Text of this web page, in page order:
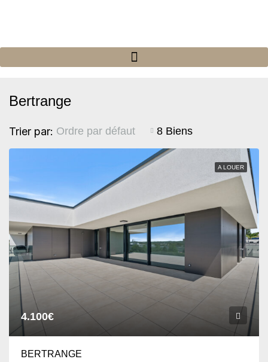
Bertrange
8 Biens
Trier par: Ordre par défaut
A LOUER
4.100€
BERTRANGE